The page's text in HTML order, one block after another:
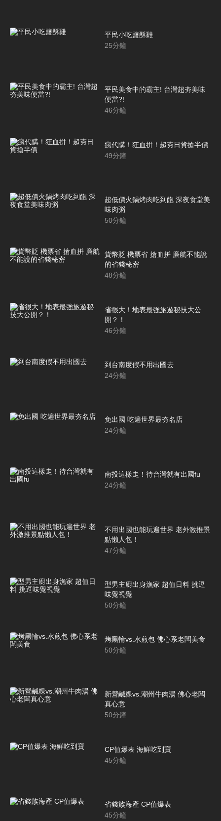
平民小吃鹽酥雞
25分鐘
平民美食中的霸主! 台灣超夯美味
便當?!
46分鐘
瘋代購！狂血拼！超夯日貨搶半價
49分鐘
超低價火鍋烤肉吃到飽 深夜食堂美
味肉粥
50分鐘
貨幣貶 機票省 搶血拼 廉航不能說
的省錢秘密
48分鐘
省很大！地表最強旅遊秘技大公
開？！
46分鐘
到台南度假不用出國去
24分鐘
免出國 吃遍世界最夯名店
24分鐘
南投這樣走！待台灣就有出國fu
24分鐘
不用出國也能玩遍世界 老外激推景
點懶人包！
47分鐘
型男主廚出身漁家 超值日料 挑逗
味覺視覺
50分鐘
烤黑輪vs.水煎包 佛心系老闆美食
50分鐘
新營鹹粿vs.潮州牛肉湯 佛心老闆
真心意
50分鐘
CP值爆表 海鮮吃到寶
45分鐘
省錢族海產 CP值爆表
45分鐘